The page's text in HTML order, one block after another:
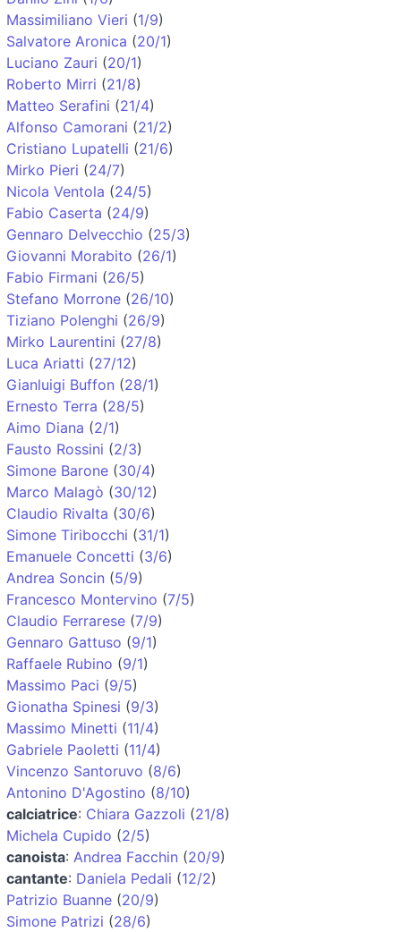
Massimiliano Vieri (1/9)
Salvatore Aronica (20/1)
Luciano Zauri (20/1)
Roberto Mirri (21/8)
Matteo Serafini (21/4)
Alfonso Camorani (21/2)
Cristiano Lupatelli (21/6)
Mirko Pieri (24/7)
Nicola Ventola (24/5)
Fabio Caserta (24/9)
Gennaro Delvecchio (25/3)
Giovanni Morabito (26/1)
Fabio Firmani (26/5)
Stefano Morrone (26/10)
Tiziano Polenghi (26/9)
Mirko Laurentini (27/8)
Luca Ariatti (27/12)
Gianluigi Buffon (28/1)
Ernesto Terra (28/5)
Aimo Diana (2/1)
Fausto Rossini (2/3)
Simone Barone (30/4)
Marco Malagò (30/12)
Claudio Rivalta (30/6)
Simone Tiribocchi (31/1)
Emanuele Concetti (3/6)
Andrea Soncin (5/9)
Francesco Montervino (7/5)
Claudio Ferrarese (7/9)
Gennaro Gattuso (9/1)
Raffaele Rubino (9/1)
Massimo Paci (9/5)
Gionatha Spinesi (9/3)
Massimo Minetti (11/4)
Gabriele Paoletti (11/4)
Vincenzo Santoruvo (8/6)
Antonino D'Agostino (8/10)
calciatrice: Chiara Gazzoli (21/8)
Michela Cupido (2/5)
canoista: Andrea Facchin (20/9)
cantante: Daniela Pedali (12/2)
Patrizio Buanne (20/9)
Simone Patrizi (28/6)